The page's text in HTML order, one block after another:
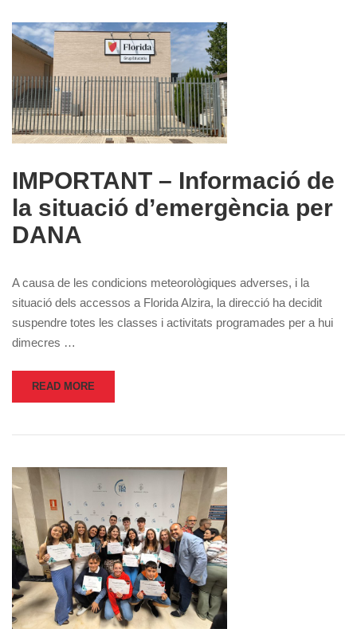
IMPORTANT – Informació de
la situació d’emergència per
DANA
A causa de les condicions meteorològiques adverses, i la
situació dels accessos a Florida Alzira, la direcció ha decidit
suspendre totes les classes i activitats programades per a hui
dimecres …
READ MORE